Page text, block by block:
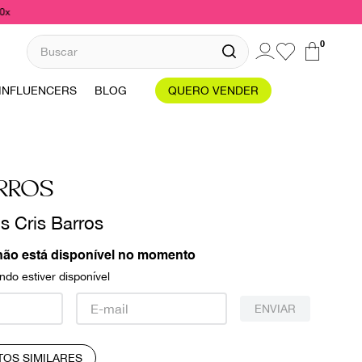
Buscar 0
INFLUENCERS BLOG QUERO VENDER
Cris Barros
está disponível no momento
estiver disponível
ENVIAR
SIMILARES